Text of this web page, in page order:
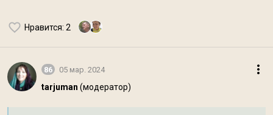
Нравится: 2
86 05 мар. 2024
tarjuman (модератор)